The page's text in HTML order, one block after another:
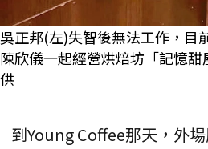
吳正邦(左)失智後無法工作，目
陳欣儀一起經營烘焙坊「記憶
供
到Young Coffee那天，外